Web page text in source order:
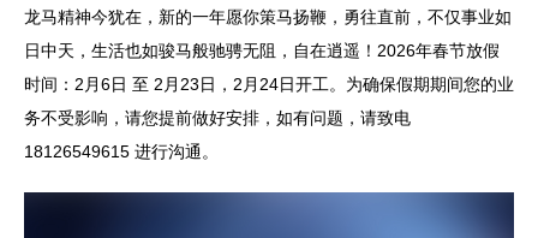
龙马精神今犹在，新的一年愿你策马扬鞭，勇往直前，不仅事业如
日中天，生活也如骏马般驰骋无阻，自在逍遥！2026年春节放假
时间：2月6日 至 2月23日，2月24日开工。为确保假期期间您的业
务不受影响，请您提前做好安排，如有问题，请致电
18126549615 进行沟通。